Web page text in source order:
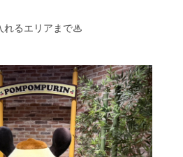
れるエリアまで♨